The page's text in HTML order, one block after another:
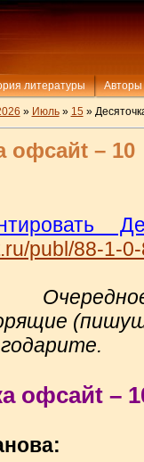
литературы Авторы
» Июль » 15 »
офсайt – 10
publ/88-1-
офсайt –